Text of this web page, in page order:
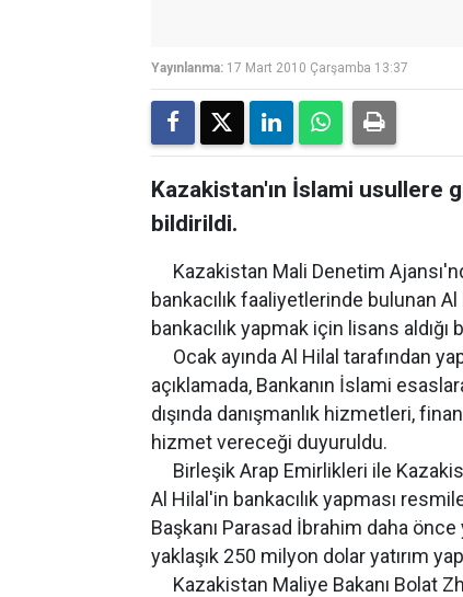
Yayınlanma: 17 Mart 2010 Çarşamba 13:37
Kazakistan'ın İslami usullere
bildirildi.
Kazakistan Mali Denetim
bankacılık faaliyetlerinde bulunan
bankacılık yapmak için lisans aldığı
Ocak ayında Al Hilal tarafından
açıklamada, Bankanın İslami
dışında danışmanlık hizmetleri,
hizmet vereceği duyuruldu.
Birleşik Arap Emirlikleri ile
Al Hilal'in bankacılık yapması
Başkanı Parasad İbrahim daha önce
yaklaşık 250 milyon dolar yatırım
Kazakistan Maliye Bakanı Bolat